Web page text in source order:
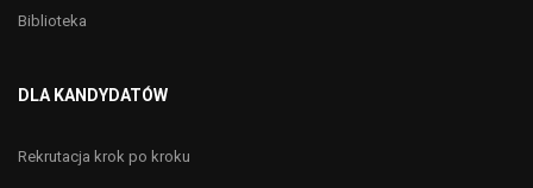
Biblioteka
DLA KANDYDATÓW
Rekrutacja krok po kroku